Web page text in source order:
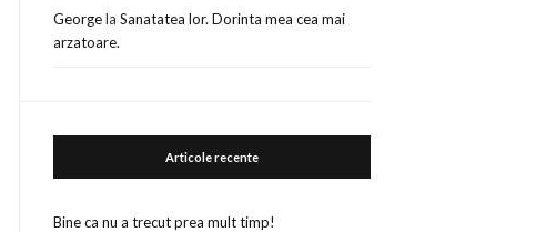
GeorgelaSanatatea lor. Dorinta mea cea mai
arzatoare.
Articole recente
Bine ca nu a trecut prea mult timp!